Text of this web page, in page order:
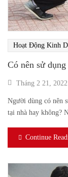
Hoạt Động Kinh
Có nên sử
Tháng 2 21, 2022
Người dùng có nên
tại nhà hay không?
Continue